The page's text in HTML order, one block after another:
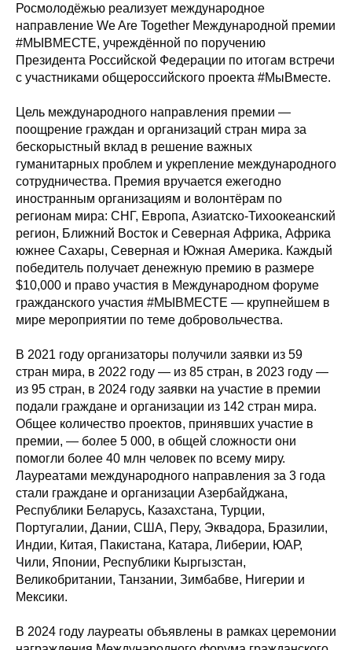
Росмолодёжью реализует международное
направление We Are Together Международной премии
#МЫВМЕСТЕ, учреждённой по поручению
Президента Российской Федерации по итогам встречи
с участниками общероссийского проекта #МыВместе.
Цель международного направления премии —
поощрение граждан и организаций стран мира за
бескорыстный вклад в решение важных
гуманитарных проблем и укрепление международного
сотрудничества. Премия вручается ежегодно
иностранным организациям и волонтёрам по
регионам мира: СНГ, Европа, Азиатско-Тихоокеанский
регион, Ближний Восток и Северная Африка, Африка
южнее Сахары, Северная и Южная Америка. Каждый
победитель получает денежную премию в размере
$10,000 и право участия в Международном форуме
гражданского участия #МЫВМЕСТЕ — крупнейшем в
мире мероприятии по теме добровольчества.
В 2021 году организаторы получили заявки из 59
стран мира, в 2022 году — из 85 стран, в 2023 году —
из 95 стран, в 2024 году заявки на участие в премии
подали граждане и организации из 142 стран мира.
Общее количество проектов, принявших участие в
премии, — более 5 000, в общей сложности они
помогли более 40 млн человек по всему миру.
Лауреатами международного направления за 3 года
стали граждане и организации Азербайджана,
Республики Беларусь, Казахстана, Турции,
Португалии, Дании, США, Перу, Эквадора, Бразилии,
Индии, Китая, Пакистана, Катара, Либерии, ЮАР,
Чили, Японии, Республики Кыргызстан,
Великобритании, Танзании, Зимбабве, Нигерии и
Мексики.
В 2024 году лауреаты объявлены в рамках церемонии